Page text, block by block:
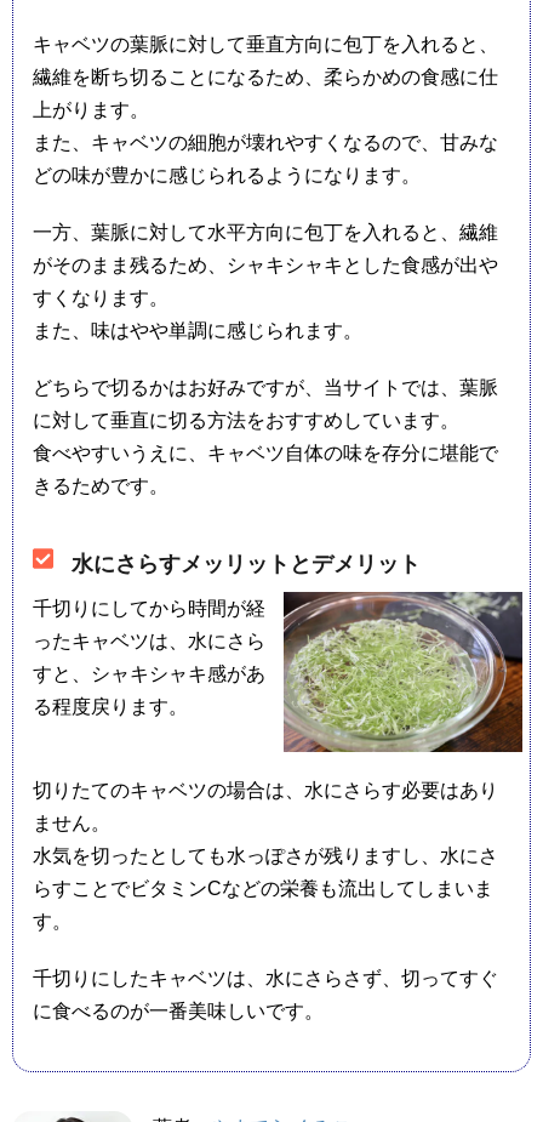
キャベツの葉脈に対して垂直方向に包丁を入れると、
繊維を断ち切ることになるため、柔らかめの食感に仕
上がります。
また、キャベツの細胞が壊れやすくなるので、甘みな
どの味が豊かに感じられるようになります。
一方、葉脈に対して水平方向に包丁を入れると、繊維
がそのまま残るため、シャキシャキとした食感が出や
すくなります。
また、味はやや単調に感じられます。
どちらで切るかはお好みですが、当サイトでは、葉脈
に対して垂直に切る方法をおすすめしています。
食べやすいうえに、キャベツ自体の味を存分に堪能で
きるためです。
水にさらすメッリットとデメリット
千切りにしてから時間が経
ったキャベツは、水にさら
すと、シャキシャキ感があ
る程度戻ります。
切りたてのキャベツの場合は、水にさらす必要はあり
ません。
水気を切ったとしても水っぽさが残りますし、水にさ
らすことでビタミンCなどの栄養も流出してしまいま
す。
千切りにしたキャベツは、水にさらさず、切ってすぐ
に食べるのが一番美味しいです。